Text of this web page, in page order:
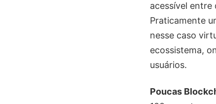
acessível entre
Praticamente
nesse caso
ecossistema,
usuários.
Poucas